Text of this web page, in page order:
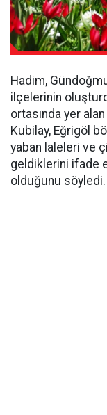
Hadim,
ilçelerinin
ortasında yer
Kubilay, Eğrigöl
yaban laleleri ve
geldiklerini ifade
olduğunu söyledi.